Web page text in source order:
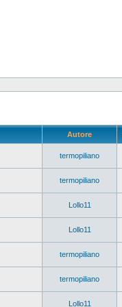
Autore
termopiliano
termopiliano
Lollo11
Lollo11
termopiliano
termopiliano
Lollo11